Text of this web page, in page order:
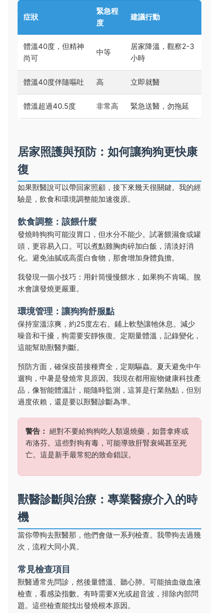
症狀
緊急程
度
建議行動
體溫40度，但精神
尚可
中等
居家降溫，觀察2-3
小時
體溫40度伴隨嘔吐 高 立即就醫
體溫超過40.5度 非常高 緊急送醫，勿拖延
居家照護與預防：如何讓狗狗更快康
復
如果獸醫說可以帶回家照顧，接下來幾天很關鍵。我的經
驗是，飲食和環境調整能加速復原。
飲食調整：該餵什麼
發燒時狗狗可能沒胃口，但水分不能少。試著餵濕食或罐
頭，更容易入口。可以煮點雞胸肉碎加白飯，清淡好消
化。避免油膩或高蛋白食物，那會增加身體負擔。
我發現一個小技巧：用針筒慢慢餵水，如果狗不肯喝。脫
水會讓發燒更嚴重。
環境管理：讓狗狗舒服點
保持室溫涼爽，約25度左右。鋪上軟墊讓牠休息。減少
噪音和干擾，狗需要安靜恢復。定期量體溫，記錄變化，
這能幫助獸醫判斷。
預防方面，確保疫苗接種齊全，定期驅蟲。夏天避免中午
遛狗，中暑是發燒常見原因。我現在都用寵物健康科技產
品，像智能體溫計，能隨時監測，這算是行業熱點，但別
過度依賴，還是要以獸醫診斷為準。
警告： 絕對不要給狗狗吃人類退燒藥，如普拿疼或
布洛芬。這些對狗有毒，可能導致肝腎衰竭甚至死
亡。這是新手最常犯的致命錯誤。
獸醫診斷與治療：專業醫療介入的時
機
當你帶狗去獸醫那，他們會做一系列檢查。我帶狗去過幾
次，流程大同小異。
常見檢查項目
獸醫通常先問診，然後量體溫、聽心肺。可能抽血做血液
檢查，看感染指數。有時需要X光或超音波，排除內部問
題。這些檢查能找出發燒根本原因。